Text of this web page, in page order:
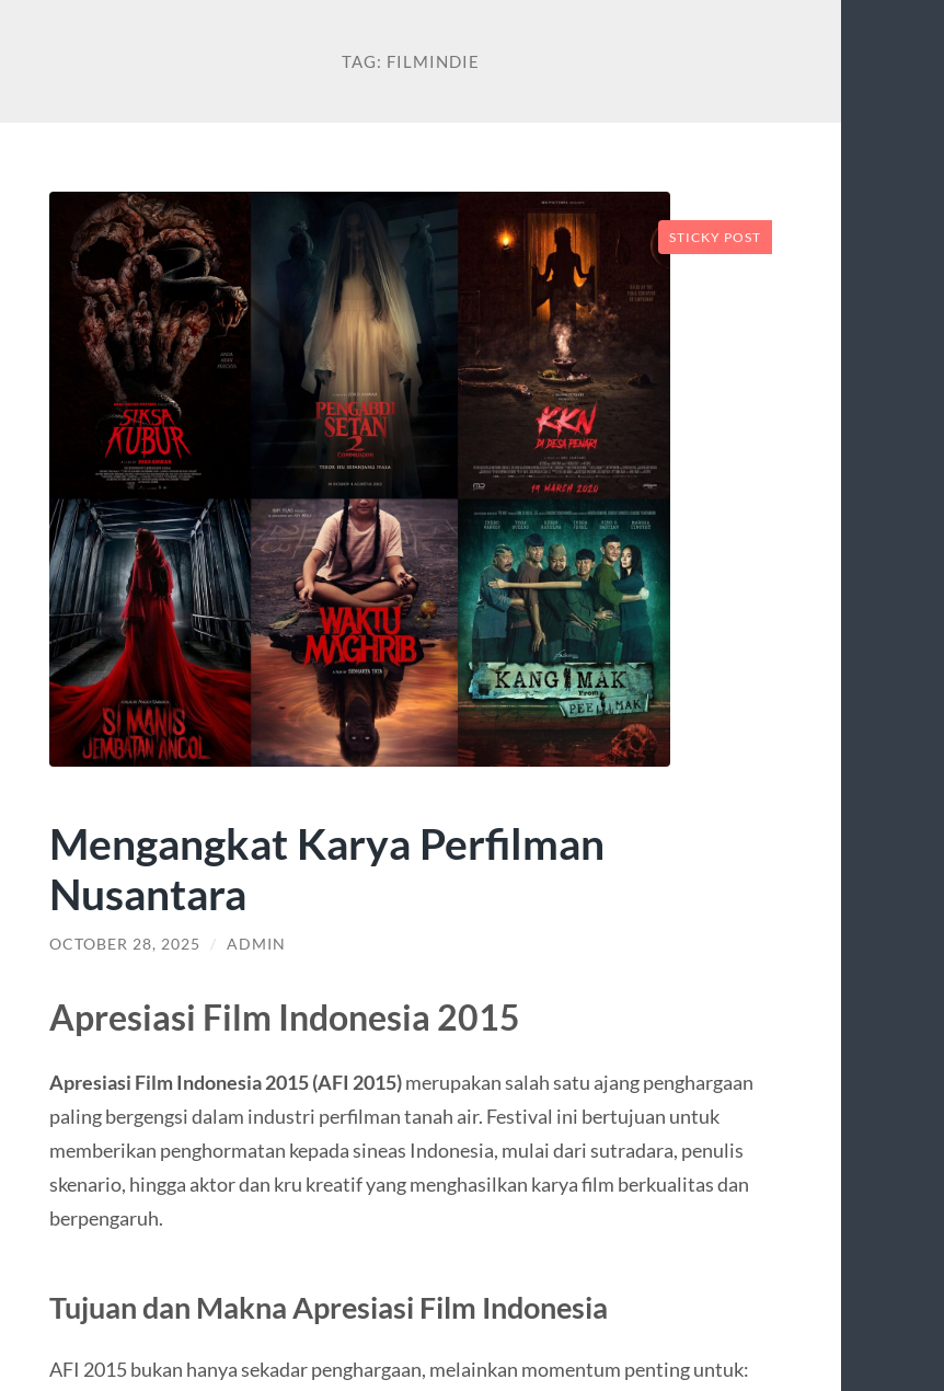
TAG: FILMINDIE
STICKY POST
Mengangkat Karya Perfilman
Nusantara
OCTOBER 28, 2025 / ADMIN
Apresiasi Film Indonesia 2015
Apresiasi Film Indonesia 2015 (AFI 2015)merupakan salah satu ajang penghargaan
paling bergengsi dalam industri perfilman tanah air. Festival ini bertujuan untuk
memberikan penghormatan kepada sineas Indonesia, mulai dari sutradara, penulis
skenario, hingga aktor dan kru kreatif yang menghasilkan karya film berkualitas dan
berpengaruh.
Tujuan dan Makna Apresiasi Film Indonesia
AFI 2015 bukan hanya sekadar penghargaan, melainkan momentum penting untuk: